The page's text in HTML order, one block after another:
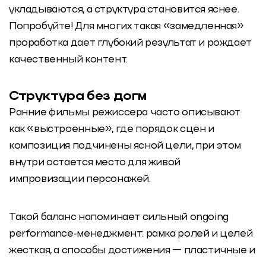
укладываются, а структура становится яснее.
Попробуйте! Для многих такая «замедленная»
проработка дает глубокий результат и рождает
качественный контент.
Структура без догм
Ранние фильмы режиссера часто описывают
как «выстроенные», где порядок сцен и
композиция подчинены ясной цели, при этом
внутри остается место для живой
импровизации персонажей.
Такой баланс напоминает сильный ongoing
performance‑менеджмент: рамка ролей и целей
жесткая, а способы достижения — пластичные и